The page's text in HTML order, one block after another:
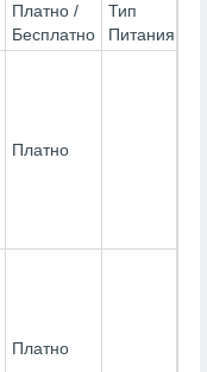
Платно /
Бесплатно
Тип
Питания
Платно
Платно